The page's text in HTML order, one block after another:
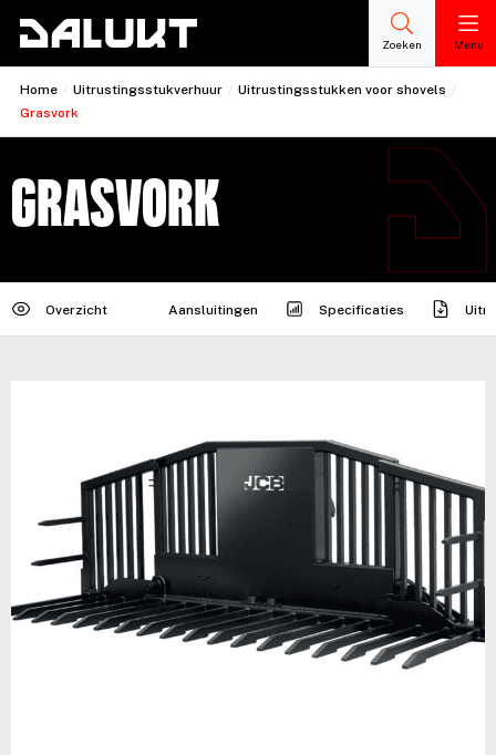
Zoeken Menu
Home / Uitrustingsstukverhuur / Uitrustingsstukken voor shovels /
Grasvork
Grasvork
Overzicht Aansluitingen Specificaties